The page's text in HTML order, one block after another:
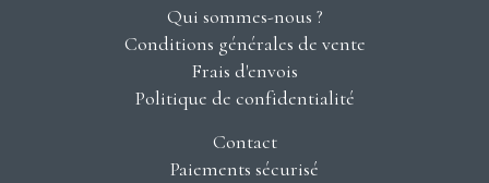
Qui sommes-nous ?
Conditions générales de vente
Frais d'envois
Politique de confidentialité
Contact
Paiements sécurisé